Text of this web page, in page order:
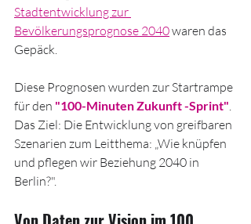
Stadtentwicklung zur
Bevölkerungsprognose 2040 waren das
Gepäck.
Diese Prognosen wurden zur Startrampe
für den "100-Minuten Zukunft -Sprint".
Das Ziel: Die Entwicklung von greifbaren
Szenarien zum Leitthema: „Wie knüpfen
und pflegen wir Beziehung 2040 in
Berlin?".